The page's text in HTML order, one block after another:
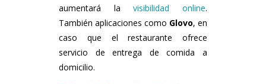
aumentará lavisibilidad online.
También aplicaciones como Glovo, en
caso que el restaurante ofrece
servicio de entrega de comida a
domicilio.